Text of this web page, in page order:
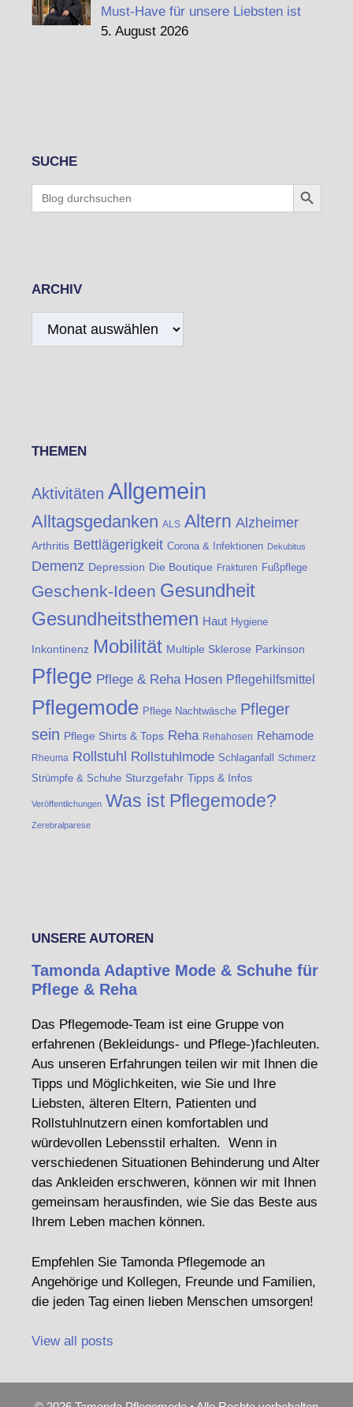
Must-Have für unsere Liebsten ist
5. August 2026
SUCHE
for:
Search Button
ARCHIV
Archiv
THEMEN
Aktivitäten Allgemein
Alltagsgedanken ALS Altern Alzheimer
Arthritis Bettlägerigkeit Corona & Infektionen Dekubitus
Demenz Depression Die Boutique Frakturen Fußpflege
Geschenk-Ideen Gesundheit
Gesundheitsthemen Haut Hygiene
Inkontinenz Mobilität Multiple Sklerose Parkinson
Pflege Pflege & Reha Hosen Pflegehilfsmittel
Pflegemode Pflege Nachtwäsche Pfleger
sein Pflege Shirts & Tops Reha Rehahosen Rehamode
Rheuma Rollstuhl Rollstuhlmode Schlaganfall Schmerz
Strümpfe & Schuhe Sturzgefahr Tipps & Infos
Veröffentlichungen Was ist Pflegemode?
Zerebralparese
UNSERE AUTOREN
Tamonda Adaptive Mode & Schuhe für
Pflege & Reha
Das Pflegemode-Team ist eine Gruppe von
erfahrenen (Bekleidungs- und Pflege-)fachleuten.
Aus unseren Erfahrungen teilen wir mit Ihnen die
Tipps und Möglichkeiten, wie Sie und Ihre
Liebsten, älteren Eltern, Patienten und
Rollstuhlnutzern einen komfortablen und
würdevollen Lebensstil erhalten. Wenn in
verschiedenen Situationen Behinderung und Alter
das Ankleiden erschweren, können wir mit Ihnen
gemeinsam herausfinden, wie Sie das Beste aus
Ihrem Leben machen können.
Empfehlen Sie Tamonda Pflegemode an
Angehörige und Kollegen, Freunde und Familien,
die jeden Tag einen lieben Menschen umsorgen!
View all posts